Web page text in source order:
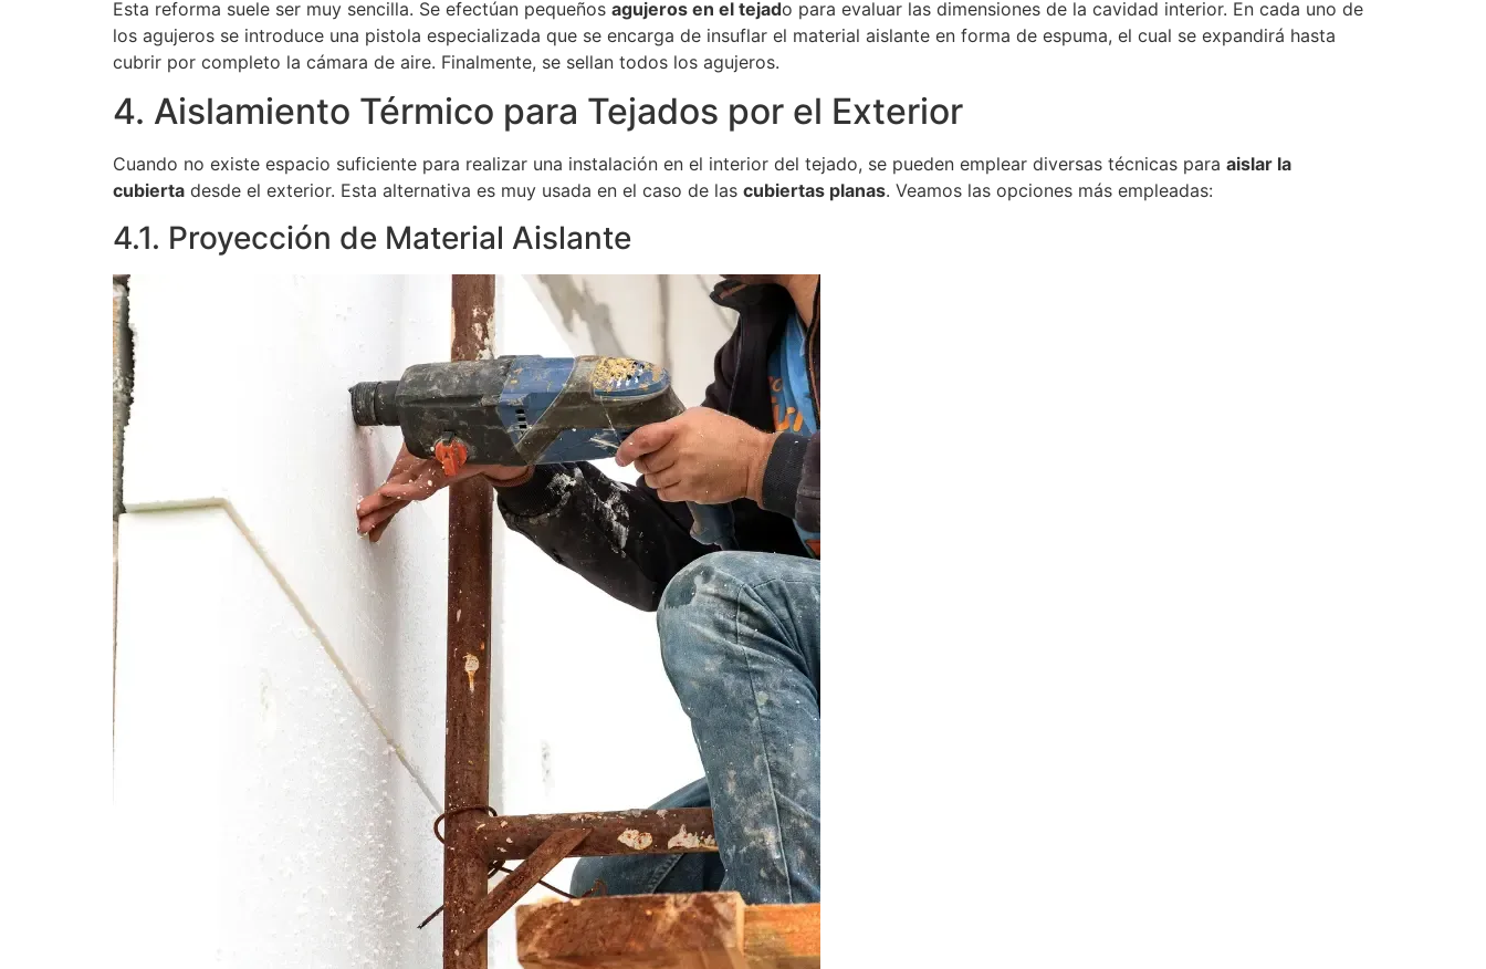
Esta reforma suele ser muy sencilla. Se efectúan pequeños agujeros en el tejado para evaluar las dimensiones de la cavidad interior. En cada uno de
los agujeros se introduce una pistola especializada que se encarga de insuflar el material aislante en forma de espuma, el cual se expandirá hasta
cubrir por completo la cámara de aire. Finalmente, se sellan todos los agujeros.
4. Aislamiento Térmico para Tejados por el Exterior
Cuando no existe espacio suficiente para realizar una instalación en el interior del tejado, se pueden emplear diversas técnicas para aislar la
cubierta desde el exterior. Esta alternativa es muy usada en el caso de las cubiertas planas. Veamos las opciones más empleadas:
4.1. Proyección de Material Aislante